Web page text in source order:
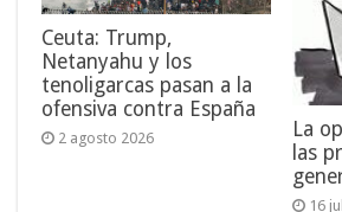
Ceuta: Trump,
Netanyahu y los
tenoligarcas pasan a la
ofensiva contra España
2 agosto 2026
La
las
16